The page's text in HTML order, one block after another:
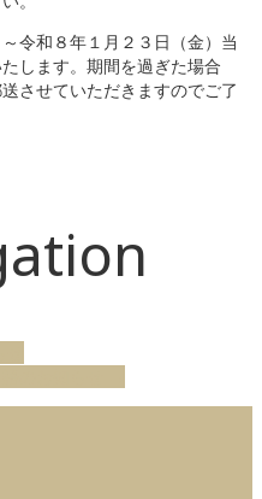
令和８年１月２３日（金）当
します。期間を過ぎた場合
させていただきますのでご了